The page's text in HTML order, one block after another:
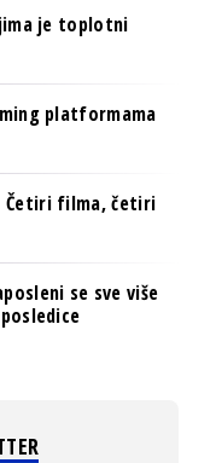
je toplotni
platformama
Četiri filma, četiri
se sve više